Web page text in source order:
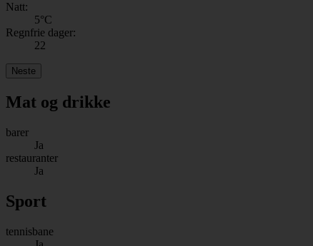
Natt:
5°C
Regnfrie dager:
22
Neste
Mat og drikke
barer
Ja
restauranter
Ja
Sport
tennisbane